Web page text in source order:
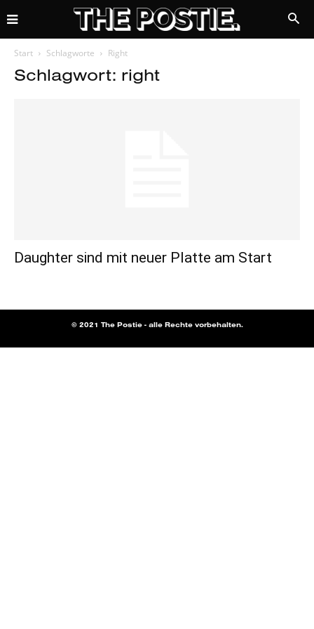
Start Schlagworte Right
Schlagwort: right
Daughter sind mit neuer Platte am Start
© 2021 The Postie - alle Rechte vorbehalten.